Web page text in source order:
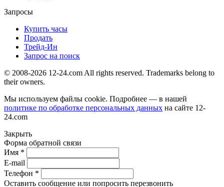
Запросы
Купить часы
Продать
Трейд-Ин
Запрос на поиск
© 2008-2026 12-24.com All rights reserved. Trademarks belong to
their owners.
Мы используем файлы cookie. Подробнее — в нашей
политике по обработке персональных данных на сайте 12-
24.com
Закрыть
Форма обратной связи
Имя *
E-mail
Телефон *
Оставить сообщение или попросить перезвонить